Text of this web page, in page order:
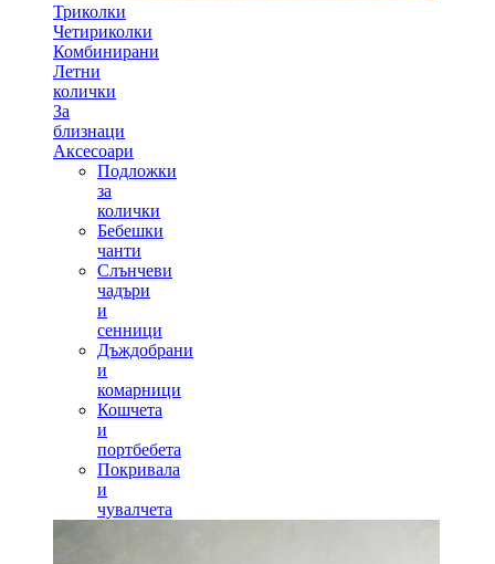
Триколки
Четириколки
Комбинирани
Летни
колички
За
близнаци
Аксесоари
Подложки
за
колички
Бебешки
чанти
Слънчеви
чадъри
и
сенници
Дъждобрани
и
комарници
Кошчета
и
портбебета
Покривала
и
чувалчета